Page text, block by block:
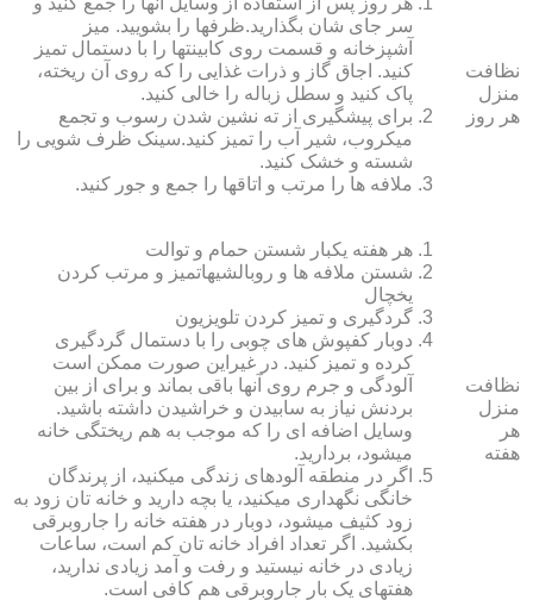
نظافت
منزل
هر روز
سر جای شان بگذارید.ظرف‏ها را بشویید. میز
آشپزخانه و قسمت روی کابینت‏ها را با دستمال تمیز
کنید. اجاق گاز و ذرات غذایی را که روی آن ریخته،
پاک کنید و سطل زباله را خالی کنید.
برای پیشگیری از ته نشین شدن رسوب و تجمع
میکروب، شیر آب را تمیز کنید.سینک ظرف شویی را
شسته و خشک کنید.
ملافه‏ ها را مرتب و اتاق‏ها را جمع و جور کنید.
نظافت
منزل
هر
هفته
هر هفته یکبار شستن حمام و توالت
شستن ملافه‏ ها و روبالشی‎هاتمیز و مرتب کردن
یخچال
گردگیری و تمیز کردن تلویزیون
دوبار کفپوش‏ های چوبی را با دستمال گردگیری
کرده و تمیز کنید. در غیراین صورت ممکن است
آلودگی و جرم روی آنها باقی بماند و برای از بین
بردنش نیاز به سابیدن و خراشیدن داشته باشید.
وسایل اضافه ای را که موجب به هم ریختگی خانه
می‏شود، بردارید.
اگر در منطقه آلوده‏ای زندگی می‏کنید، از پرندگان
خانگی نگهداری می‏کنید، یا بچه دارید و خانه‏ تان زود به
زود کثیف می‏شود، دوبار در هفته خانه را جاروبرقی
بکشید. اگر تعداد افراد خانه ‏تان کم است، ساعات
زیادی در خانه نیستید و رفت و آمد زیادی ندارید،
هفته‏ای یک بار جاروبرقی هم کافی است.